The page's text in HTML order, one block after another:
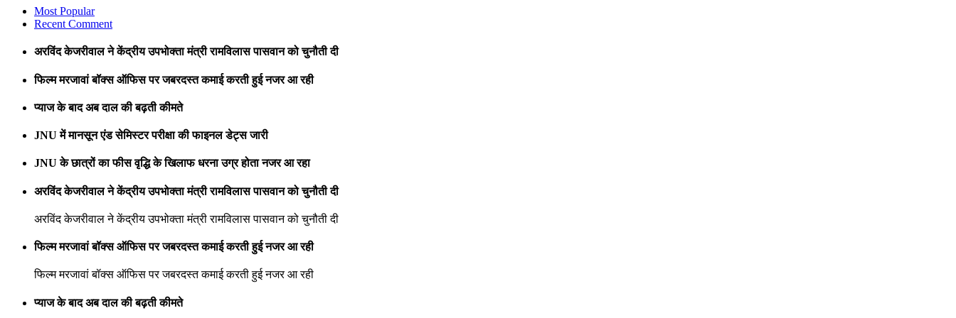
Most Popular
Recent Comment
अरविंद केजरीवाल ने केंद्रीय उपभोक्ता मंत्री रामविलास पासवान को चुनौती दी
फिल्म मरजावां बॉक्स ऑफिस पर जबरदस्त कमाई करती हुई नजर आ रही
प्याज के बाद अब दाल की बढ़ती कीमते
JNU में मानसून एंड सेमिस्टर परीक्षा की फाइनल डेट्स जारी
JNU के छात्रों का फीस वृद्धि के खिलाफ धरना उग्र होता नजर आ रहा
अरविंद केजरीवाल ने केंद्रीय उपभोक्ता मंत्री रामविलास पासवान को चुनौती दी
अरविंद केजरीवाल ने केंद्रीय उपभोक्ता मंत्री रामविलास पासवान को चुनौती दी
फिल्म मरजावां बॉक्स ऑफिस पर जबरदस्त कमाई करती हुई नजर आ रही
फिल्म मरजावां बॉक्स ऑफिस पर जबरदस्त कमाई करती हुई नजर आ रही
प्याज के बाद अब दाल की बढ़ती कीमते